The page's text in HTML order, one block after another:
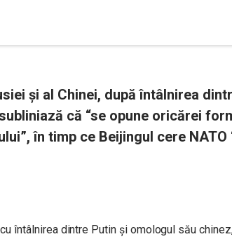
și al Chinei, după întâlnirea
că “se opune oricărei
în timp ce Beijingul cere NATO
întâlnirea dintre Putin și omologul său